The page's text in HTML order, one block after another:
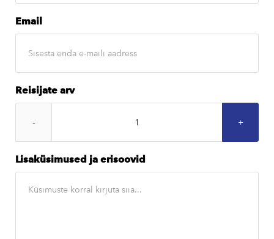
Email
Reisijate arv
Lisaküsimused ja erisoovid